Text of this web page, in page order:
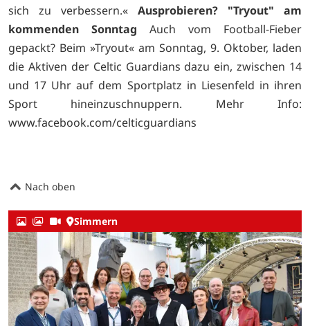
sich zu verbessern.« Ausprobieren? "Tryout" am
kommenden Sonntag Auch vom Football-Fieber
gepackt? Beim »Tryout« am Sonntag, 9. Oktober, laden
die Aktiven der Celtic Guardians dazu ein, zwischen 14
und 17 Uhr auf dem Sportplatz in Liesenfeld in ihren
Sport hineinzuschnuppern. Mehr Info:
www.facebook.com/celticguardians
Nach oben
Simmern